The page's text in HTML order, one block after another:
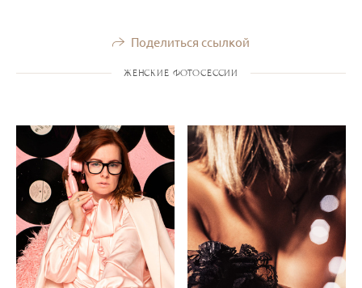
Поделиться ссылкой
ЖЕНСКИЕ ФОТОСЕССИИ